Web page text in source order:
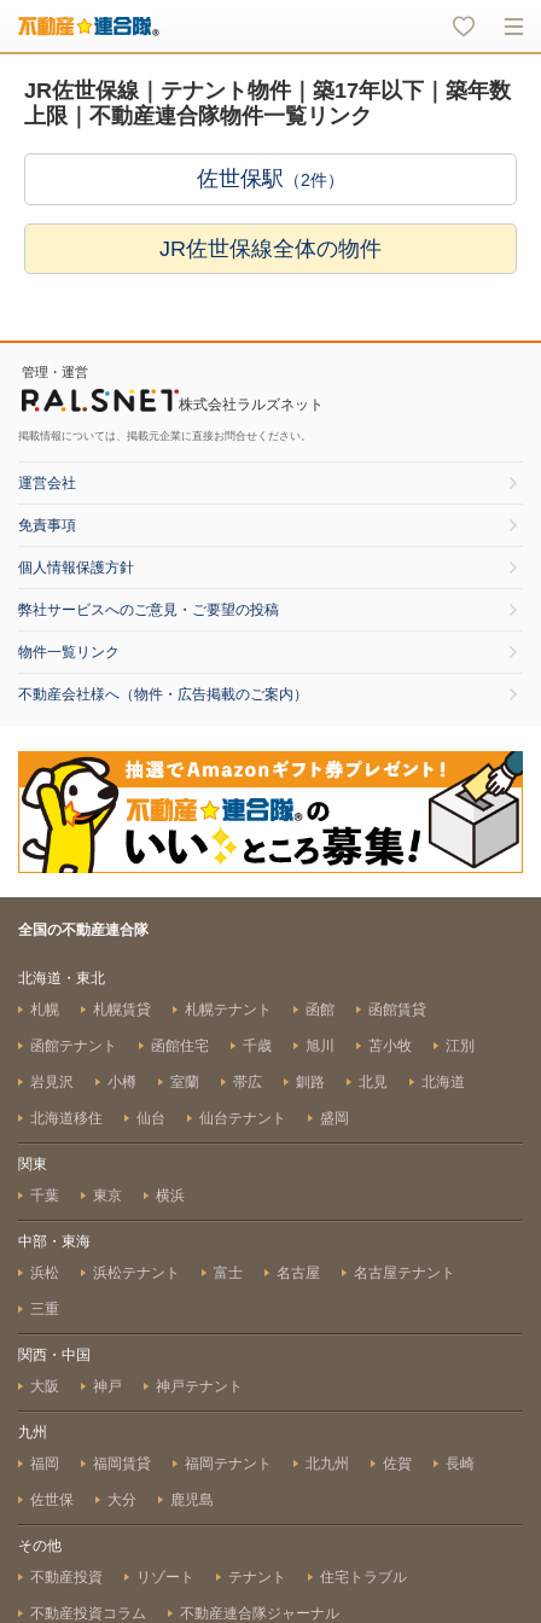
JR佐世保線｜テナント物件｜築17年以下｜築年数
上限｜不動産連合隊物件一覧リンク
佐世保駅 （2件）
JR佐世保線全体の物件
管理・運営
株式会社ラルズネット
掲載情報については、掲載元企業に直接お問合せください。
運営会社
免責事項
個人情報保護方針
弊社サービスへのご意見・ご要望の投稿
物件一覧リンク
不動産会社様へ（物件・広告掲載のご案内）
全国の不動産連合隊
北海道・東北
札幌
札幌賃貸 札幌テナント 函館 函館賃貸
函館テナント 函館住宅 千歳 旭川 苫小牧 江別
岩見沢 小樽 室蘭 帯広 釧路 北見 北海道
北海道移住 仙台 仙台テナント 盛岡
関東
千葉
東京 横浜
中部・東海
浜松
浜松テナント 富士 名古屋 名古屋テナント
三重
関西・中国
大阪
神戸 神戸テナント
九州
福岡
福岡賃貸 福岡テナント 北九州 佐賀 長崎
佐世保 大分 鹿児島
その他
不動産投資
リゾート テナント 住宅トラブル
不動産投資コラム 不動産連合隊ジャーナル